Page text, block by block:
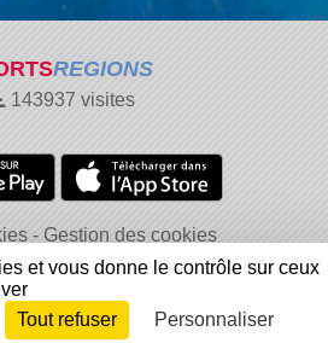
REGIONS
143937 visites
Gestion des cookies
Signaler un contenu inapproprié
Connexion
et vous donne le contrôle sur ceux
Tout refuser Personnaliser